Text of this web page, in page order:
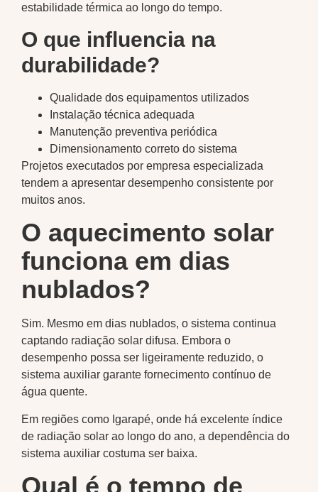
estabilidade térmica ao longo do tempo.
O que influencia na
durabilidade?
Qualidade dos equipamentos utilizados
Instalação técnica adequada
Manutenção preventiva periódica
Dimensionamento correto do sistema
Projetos executados por empresa especializada
tendem a apresentar desempenho consistente por
muitos anos.
O aquecimento solar
funciona em dias
nublados?
Sim. Mesmo em dias nublados, o sistema continua
captando radiação solar difusa. Embora o
desempenho possa ser ligeiramente reduzido, o
sistema auxiliar garante fornecimento contínuo de
água quente.
Em regiões como Igarapé, onde há excelente índice
de radiação solar ao longo do ano, a dependência do
sistema auxiliar costuma ser baixa.
Qual é o tempo de